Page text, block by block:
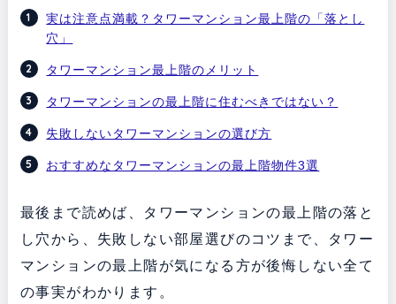
実は注意点満載？タワーマンション最上階の「落とし
穴」
タワーマンション最上階のメリット
タワーマンションの最上階に住むべきではない？
失敗しないタワーマンションの選び方
おすすめなタワーマンションの最上階物件3選
最後まで読めば、タワーマンションの最上階の落と
し穴から、失敗しない部屋選びのコツまで、タワー
マンションの最上階が気になる方が後悔しない全て
の事実がわかります。